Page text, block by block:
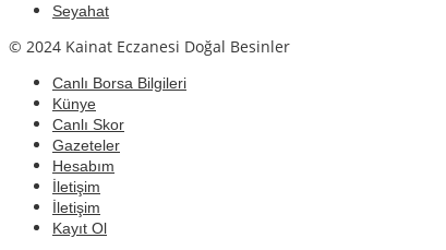
Seyahat
© 2024 Kainat Eczanesi Doğal Besinler
Canlı Borsa Bilgileri
Künye
Canlı Skor
Gazeteler
Hesabım
İletişim
İletişim
Kayıt Ol